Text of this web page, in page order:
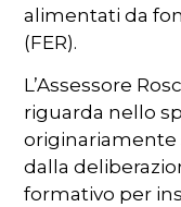
alimentati da
(FER).
L’Assessore
riguarda nello
originariamente
dalla
formativo per